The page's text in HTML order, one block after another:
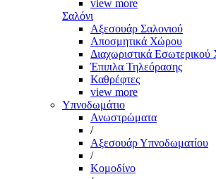
view more
Σαλόνι
Αξεσουάρ Σαλονιού
Αποσμητικά Χώρου
Διαχωριστικά
Έπιπλα Τηλεόρασης
Καθρέφτες
view more
Υπνοδωμάτιο
Ανωστρώματα
/
Αξεσουάρ Υπνοδωματίου
/
Κομοδίνο